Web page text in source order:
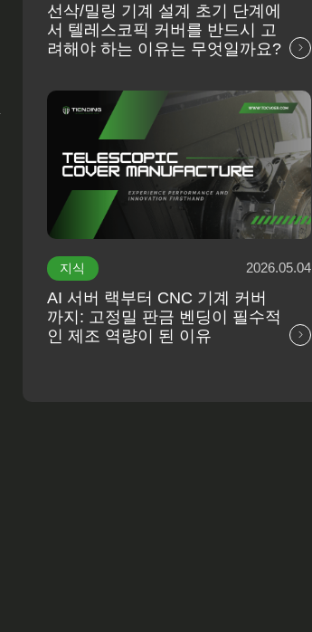
선삭/밀링 기계 설계 초기 단계에
서 텔레스코픽 커버를 반드시 고
려해야 하는 이유는 무엇일까요?
지식 2026.05.04
AI 서버 랙부터 CNC 기계 커버
까지: 고정밀 판금 벤딩이 필수적
인 제조 역량이 된 이유